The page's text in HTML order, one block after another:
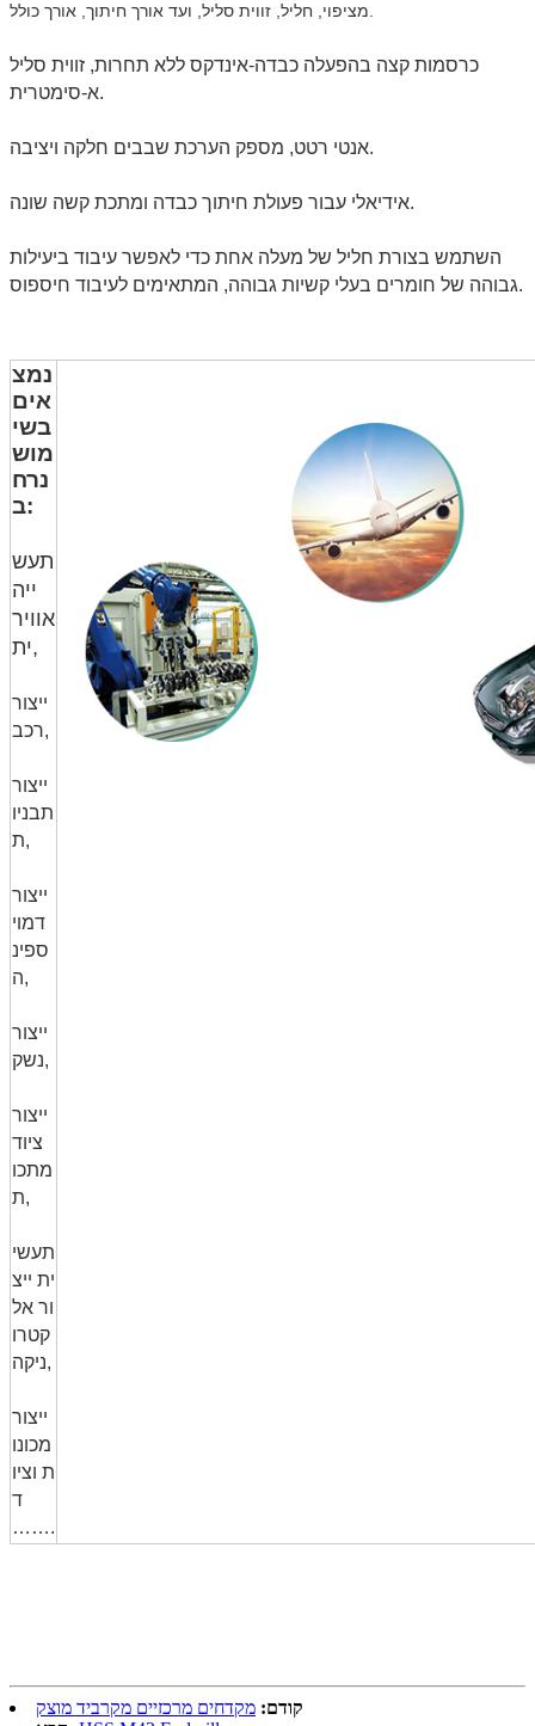
מציפוי, חליל, זווית סליל, ועד אורך חיתוך, אורך כולל.
כרסמות קצה בהפעלה כבדה-אינדקס ללא תחרות, זווית סליל
א-סימטרית.
אנטי רטט, מספק הערכת שבבים חלקה ויציבה.
אידיאלי עבור פעולת חיתוך כבדה ומתכת קשה שונה.
השתמש בצורת חליל של מעלה אחת כדי לאפשר עיבוד ביעילות
גבוהה של חומרים בעלי קשיות גבוהה, המתאימים לעיבוד חיספוס.
נמצ
אים
בשי
מוש
נרח
ב:
תעש
ייה
אוויר
ית,
ייצור
רכב,
ייצור
תבניו
ת,
ייצור
דמוי
ספינ
ה,
ייצור
נשק,
ייצור
ציוד
מתכו
ת,
תעשי
ית ייצ
ור אל
קטרו
ניקה,
ייצור
מכונו
ת וציו
ד
…….
קודם: מקדחים מרכזיים מקרביד מוצק